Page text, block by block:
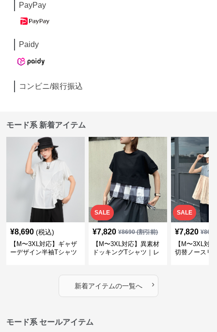
PayPay
Paidy
コンビニ/銀行振込
モード系 新着アイテム
¥8,690 (税込)
【M〜3XL対応】ギャザ
ーデザイン半袖Tシャツ
SALE
¥7,820 ¥8690(割引前)
【M〜3XL対応】異素材
ドッキングTシャツ｜レ
カバー・大人モード
SALE
¥7,820 ¥
【M〜3XL対
切替ノースリ
新着アイテムの一覧へ ›
モード系 セールアイテム